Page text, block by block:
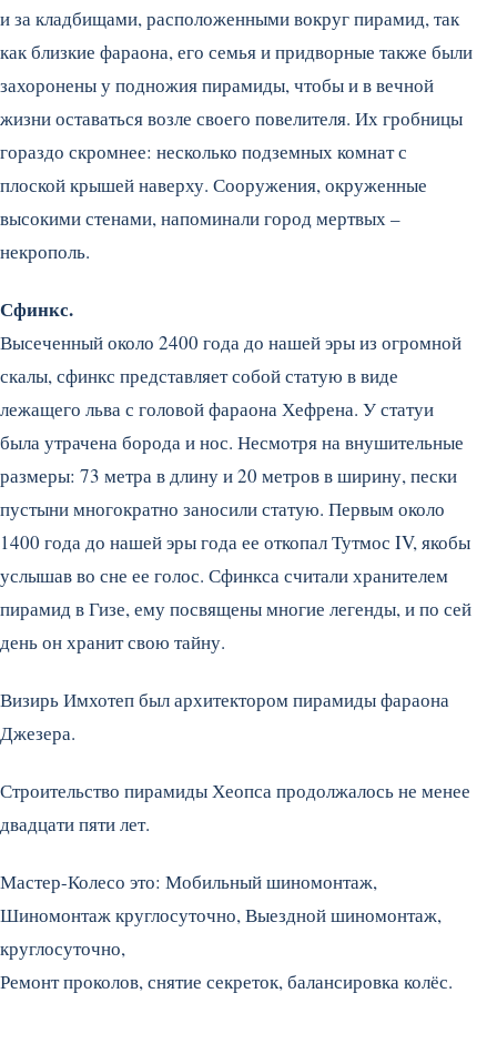
и за кладбищами, расположенными вокруг пирамид, так
как близкие фараона, его семья и придворные также были
захоронены у подножия пирамиды, чтобы и в вечной
жизни оставаться возле своего повелителя. Их гробницы
гораздо скромнее: несколько подземных комнат с
плоской крышей наверху. Сооружения, окруженные
высокими стенами, напоминали город мертвых –
некрополь.
Сфинкс.
Высеченный около 2400 года до нашей эры из огромной
скалы, сфинкс представляет собой статую в виде
лежащего льва с головой фараона Хефрена. У статуи
была утрачена борода и нос. Несмотря на внушительные
размеры: 73 метра в длину и 20 метров в ширину, пески
пустыни многократно заносили статую. Первым около
1400 года до нашей эры года ее откопал Тутмос IV, якобы
услышав во сне ее голос. Сфинкса считали хранителем
пирамид в Гизе, ему посвящены многие легенды, и по сей
день он хранит свою тайну.
Визирь Имхотеп был архитектором пирамиды фараона
Джезера.
Строительство пирамиды Хеопса продолжалось не менее
двадцати пяти лет.
Мастер-Колесо это: Мобильный шиномонтаж,
Шиномонтаж круглосуточно, Выездной шиномонтаж,
круглосуточно,
Ремонт проколов, снятие секреток, балансировка колёс.